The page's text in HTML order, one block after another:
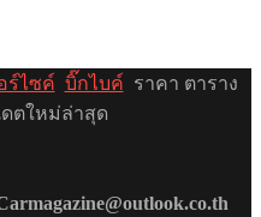
ร์ไซค์ บิ๊กไบค์ ราคา ตาราง
ตใหม่ล่าสุด